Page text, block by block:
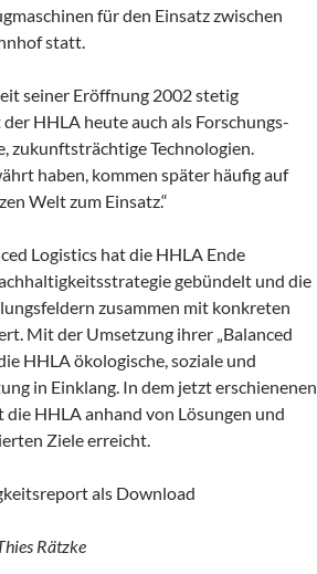
für den Einsatz zwischen
statt.
seiner Eröffnung 2002 stetig
HHLA heute auch als Forschungs-
zukunftsträchtige Technologien.
haben, kommen später häufig auf
Welt zum Einsatz.“
Logistics hat die HHLA Ende
gebündelt und die
zusammen mit konkreten
Mit der Umsetzung ihrer „Balanced
HHLA ökologische, soziale und
in Einklang. In dem jetzt erschienenen
HHLA anhand von Lösungen und
Ziele erreicht.
als Download
Rätzke